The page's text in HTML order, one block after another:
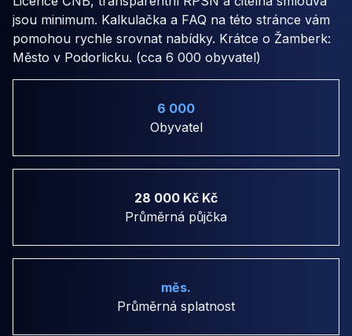
jsou minimum. Kalkulačka a FAQ na této stránce vám
pomohou rychle srovnat nabídky. Krátce o Žamberk:
Město v Podorlicku. (cca 6 000 obyvatel)
6 000
Obyvatel
28 000 Kč Kč
Průměrná půjčka
měs.
Průměrná splatnost